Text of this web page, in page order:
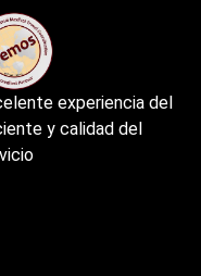
experiencia del
y calidad del